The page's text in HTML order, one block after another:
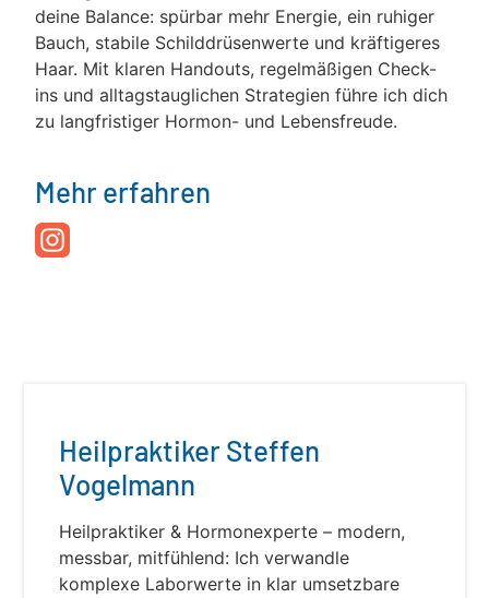
deine Balance: spürbar mehr Energie, ein ruhiger
Bauch, stabile Schilddrüsenwerte und kräftigeres
Haar. Mit klaren Handouts, regelmäßigen Check-
ins und alltagstauglichen Strategien führe ich dich
zu langfristiger Hormon- und Lebensfreude.
Mehr erfahren
Heilpraktiker Steffen
Vogelmann
Heilpraktiker & Hormonexperte – modern,
messbar, mitfühlend: Ich verwandle
komplexe Laborwerte in klar umsetzbare